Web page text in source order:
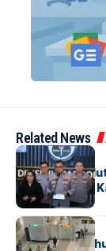
Related News
BERITA
Mabes Polri
Untung Jabat
BANDARABERITA
Ketika Jalur